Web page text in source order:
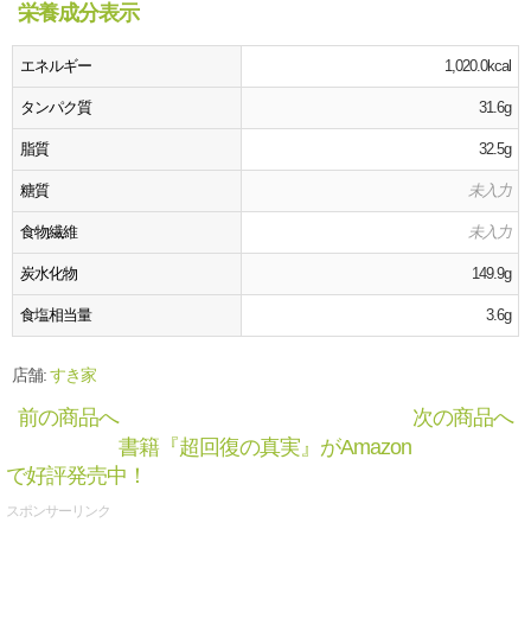
栄養成分表示
エネルギー 1,020.0kcal
タンパク質 31.6g
脂質 32.5g
糖質 未入力
食物繊維 未入力
炭水化物 149.9g
食塩相当量 3.6g
店舗:すき家
前の商品へ
次の商品へ
書籍『超回復の真実』がAmazon
で好評発売中！
スポンサーリンク